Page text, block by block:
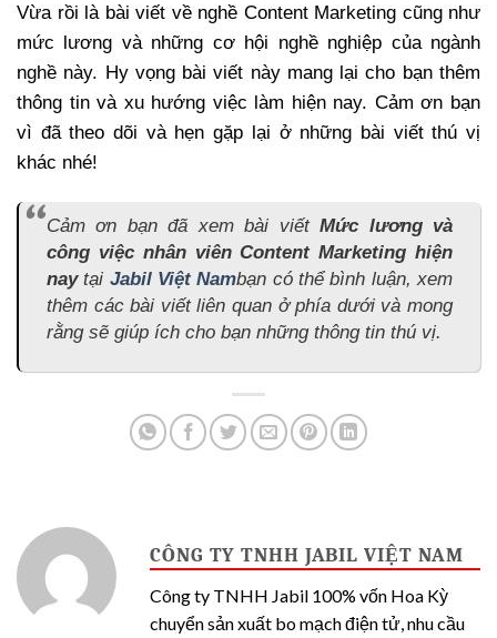
Vừa rồi là bài viết về nghề Content Marketing cũng như
mức lương và những cơ hội nghề nghiệp của ngành
nghề này. Hy vọng bài viết này mang lại cho bạn thêm
thông tin và xu hướng việc làm hiện nay. Cảm ơn bạn
vì đã theo dõi và hẹn gặp lại ở những bài viết thú vị
khác nhé!
Cảm ơn bạn đã xem bài viếtMức lương và
công việc nhân viên Content Marketing hiện
naytại Jabil Việt Nambạn có thể bình luận, xem
thêm các bài viết liên quan ở phía dưới và mong
rằng sẽ giúp ích cho bạn những thông tin thú vị.
CÔNG TY TNHH JABIL VIỆT NAM
Công ty TNHH Jabil 100% vốn Hoa Kỳ
chuyển sản xuất bo mạch điện tử, nhu cầu